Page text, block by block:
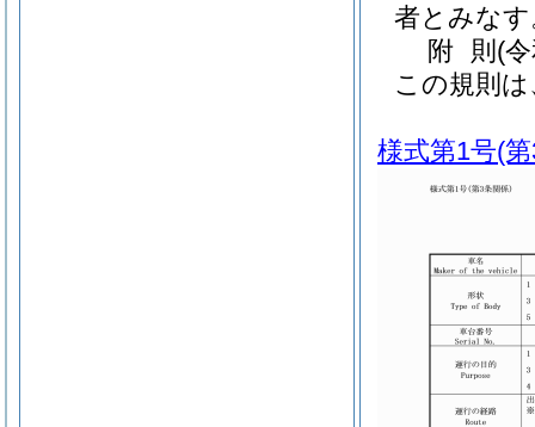
者とみなす
附 則 (
この規則
様式第1号(